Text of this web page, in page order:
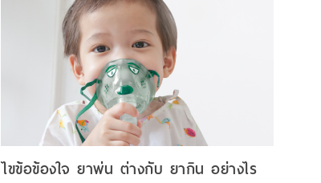
ไขข้อข้องใจ ยาพ่น ต่างกับ ยากิน อย่างไร